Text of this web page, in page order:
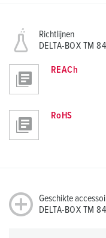
Richtlijnen
DELTA-BOX TM
REACh
RoHS
Geschikte
DELTA-BOX TM